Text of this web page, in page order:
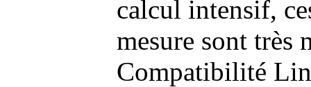
calcul intensif,
mesure sont très
Compatibilité